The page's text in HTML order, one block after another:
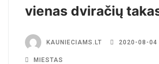
vienas dviračių
KAUNIECIAMS.LT 2020-08-04
MIESTAS